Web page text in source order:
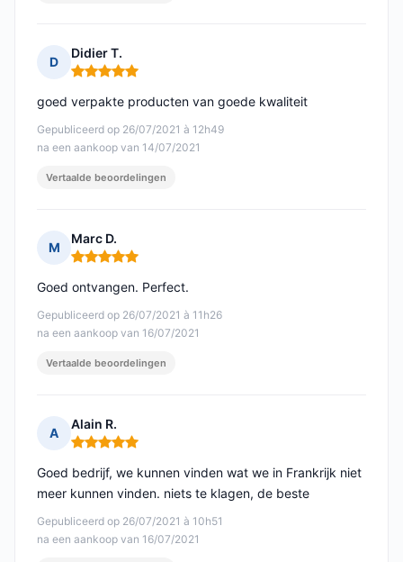
D
Didier T.
Opmerking: 5 van 5
Gepubliceerd op 26/07/2021 à 12h49
na een aankoop van 14/07/2021
goed verpakte producten van goede kwaliteit
Vertaalde beoordelingen
M
Marc D.
Opmerking: 5 van 5
Gepubliceerd op 26/07/2021 à 11h26
na een aankoop van 16/07/2021
Goed ontvangen. Perfect.
Vertaalde beoordelingen
A
Alain R.
Opmerking: 5 van 5
Gepubliceerd op 26/07/2021 à 10h51
na een aankoop van 16/07/2021
Goed bedrijf, we kunnen vinden wat we in Frankrijk niet
meer kunnen vinden. niets te klagen, de beste